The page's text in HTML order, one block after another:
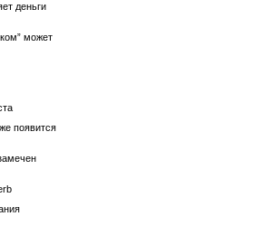
деньги
может
появится